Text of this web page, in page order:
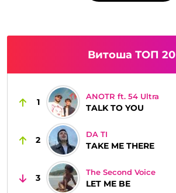
Витоша ТОП 20
1
ANOTR ft. 54 Ultra
TALK TO YOU
2
DA TI
TAKE ME THERE
3
The Second Voice
LET ME BE